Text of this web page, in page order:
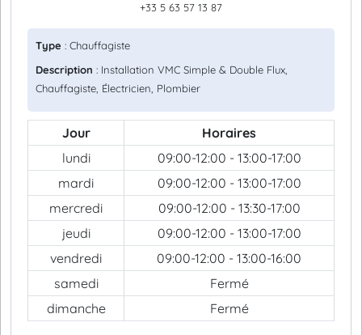
+33 5 63 57 13 87
Type : Chauffagiste
Description : Installation VMC Simple & Double Flux,
Chauffagiste, Électricien, Plombier
Jour
Horaires
lundi
09:00-12:00 - 13:00-17:00
mardi
09:00-12:00 - 13:00-17:00
mercredi
09:00-12:00 - 13:30-17:00
jeudi
09:00-12:00 - 13:00-17:00
vendredi
09:00-12:00 - 13:00-16:00
samedi
Fermé
dimanche
Fermé